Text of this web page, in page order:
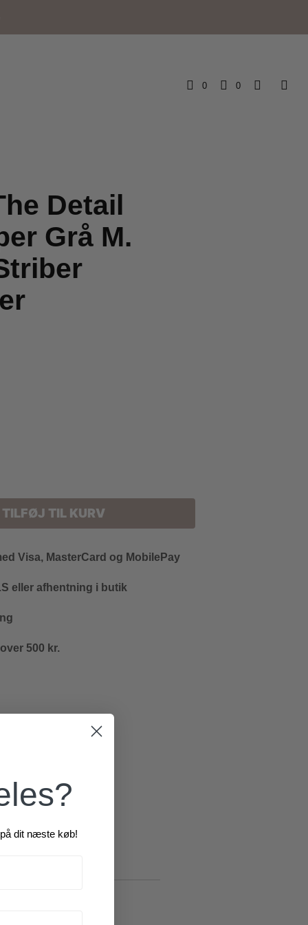
0 0
Detail
Grå M.
TILFØJ TIL KURV
Visa, MasterCard og MobilePay
eller afhentning i butik
500 kr.
dit næste køb!